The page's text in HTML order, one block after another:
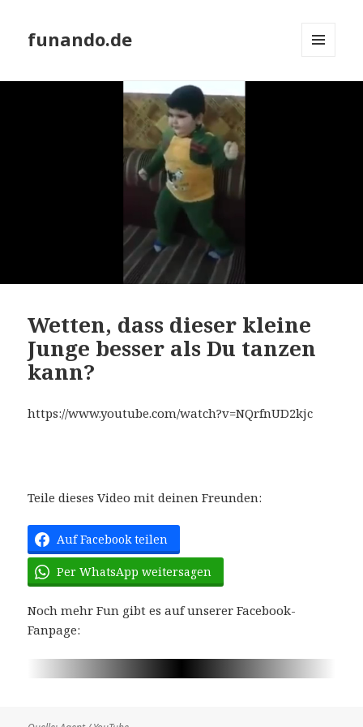
funando.de
Wetten, dass dieser kleine
Junge besser als Du tanzen
kann?
https://www.youtube.com/watch?v=NQrfnUD2kjc
Teile dieses Video mit deinen Freunden:
Auf Facebook teilen
Per WhatsApp weitersagen
Noch mehr Fun gibt es auf unserer Facebook-
Fanpage: